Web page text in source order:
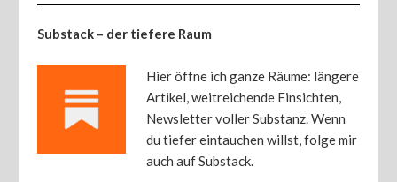
Substack – der tiefere Raum
Hier öffne ich ganze Räume: längere
Artikel, weitreichende Einsichten,
Newsletter voller Substanz. Wenn
du tiefer eintauchen willst, folge mir
auch auf Substack.